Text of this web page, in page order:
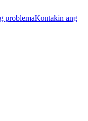
problemaKontakin ang